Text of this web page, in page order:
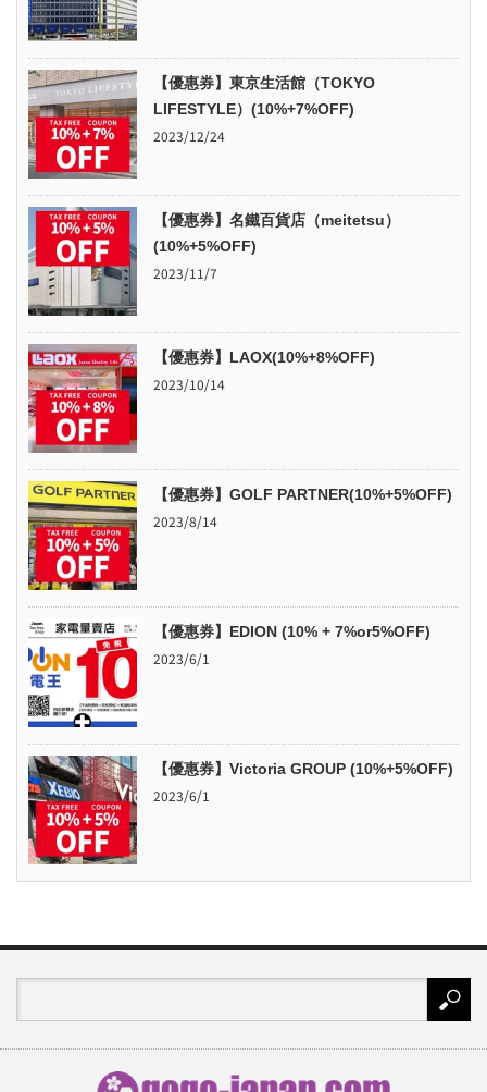
【優惠券】東京生活館（TOKYO
LIFESTYLE）(10%+7%OFF)
2023/12/24
【優惠券】名鐵百貨店（meitetsu）
(10%+5%OFF)
2023/11/7
【優惠券】LAOX(10%+8%OFF)
2023/10/14
【優惠券】GOLF PARTNER(10%+5%OFF)
2023/8/14
【優惠券】EDION (10% + 7%or5%OFF)
2023/6/1
【優惠券】Victoria GROUP (10%+5%OFF)
2023/6/1